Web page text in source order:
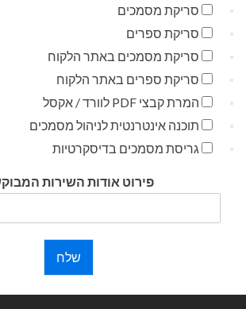
סריקת מסמכים
סריקת ספרים
סריקת מסמכים באתר הלקוח
סריקת ספרים באתר הלקוח
המרת קבצי PDF לוורד / אקסל
תוכנה אינטרנטית לניהול מסמכים
גריסת מסמכים בדיסקרטיות
פירוט אודות השירות
שלח